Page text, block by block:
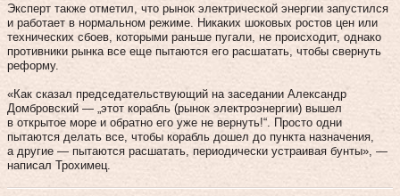
Эксперт также отметил, что рынок электрической энергии запустился
и работает в нормальном режиме. Никаких шоковых ростов цен или
технических сбоев, которыми раньше пугали, не происходит, однако
противники рынка все еще пытаются его расшатать, чтобы свернуть
реформу.
«Как сказал председательствующий на заседании Александр
Домбровский — „этот корабль (рынок электроэнергии) вышел
в открытое море и обратно его уже не вернуть!“. Просто одни
пытаются делать все, чтобы корабль дошел до пункта назначения,
а другие — пытаются расшатать, периодически устраивая бунты», —
написал Трохимец.